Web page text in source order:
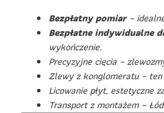
Bezpłatny pomiar–
Bezpłatne indywidualne
wykończenie.
Precyzyjne cięcia –
Zlewy z konglomeratu –
Licowanie płyt, estetyczne
Transport z montażem –